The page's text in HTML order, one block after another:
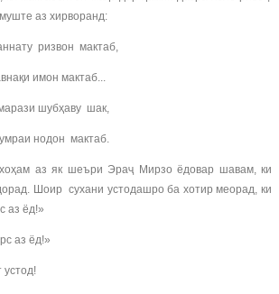
аз хирворанд:
ризвон мактаб,
имон мактаб...
шубҳаву шак,
нодон мактаб.
аз як шеъри Эраҷ Мирзо ёдовар шавам, ки
Шоир сухани устодашро ба хотир меорад, ки
аз ёд!»
аз ёд!»
устод!